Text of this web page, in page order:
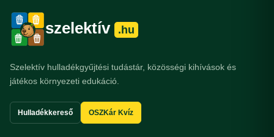
szelektív .hu
Szelektív hulladékgyűjtési tudástár, közösségi kihívások és
játékos környezeti edukáció.
Hulladékkereső OSZKár Kvíz